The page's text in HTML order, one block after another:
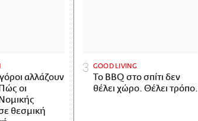
αλλάζουν
οι
θεσμική
GOOD LIVING
Το BBQ στο σπίτι δεν
θέλει χώρο. Θέλει τρόπο.